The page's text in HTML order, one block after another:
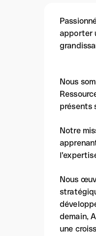
apporter
Nous
présents
Notre
Nous
demain,
une